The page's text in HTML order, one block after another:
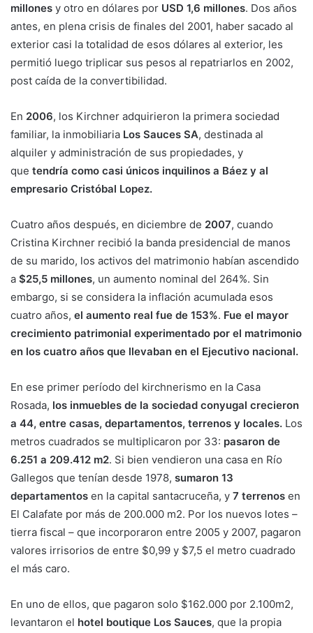
millones y otro en dólares por USD 1,6 millones. Dos años
antes, en plena crisis de finales del 2001, haber sacado al
exterior casi la totalidad de esos dólares al exterior, les
permitió luego triplicar sus pesos al repatriarlos en 2002,
post caída de la convertibilidad.
En 2006, los Kirchner adquirieron la primera sociedad
familiar, la inmobiliaria Los Sauces SA, destinada al
alquiler y administración de sus propiedades, y
que tendría como casi únicos inquilinos a Báez y al
empresario Cristóbal Lopez.
Cuatro años después, en diciembre de 2007, cuando
Cristina Kirchner recibió la banda presidencial de manos
de su marido, los activos del matrimonio habían ascendido
a $25,5 millones, un aumento nominal del 264%. Sin
embargo, si se considera la inflación acumulada esos
cuatro años, el aumento real fue de 153%. Fue el mayor
crecimiento patrimonial experimentado por el matrimonio
en los cuatro años que llevaban en el Ejecutivo nacional.
En ese primer período del kirchnerismo en la Casa
Rosada, los inmuebles de la sociedad conyugal crecieron
a 44, entre casas, departamentos, terrenos y locales. Los
metros cuadrados se multiplicaron por 33: pasaron de
6.251 a 209.412 m2. Si bien vendieron una casa en Río
Gallegos que tenían desde 1978, sumaron 13
departamentos en la capital santacruceña, y 7 terrenos en
El Calafate por más de 200.000 m2. Por los nuevos lotes –
tierra fiscal – que incorporaron entre 2005 y 2007, pagaron
valores irrisorios de entre $0,99 y $7,5 el metro cuadrado
el más caro.
En uno de ellos, que pagaron solo $162.000 por 2.100m2,
levantaron el hotel boutique Los Sauces, que la propia